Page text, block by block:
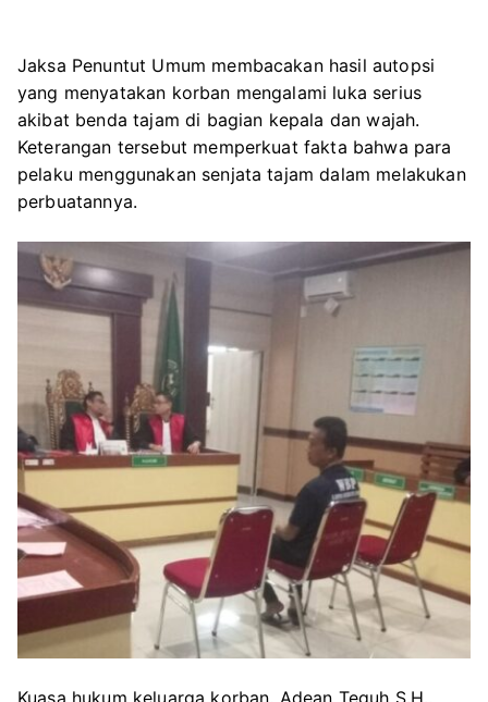
Jaksa Penuntut Umum membacakan hasil autopsi
yang menyatakan korban mengalami luka serius
akibat benda tajam di bagian kepala dan wajah.
Keterangan tersebut memperkuat fakta bahwa para
pelaku menggunakan senjata tajam dalam melakukan
perbuatannya.
Kuasa hukum keluarga korban, Adean Teguh S.H.,